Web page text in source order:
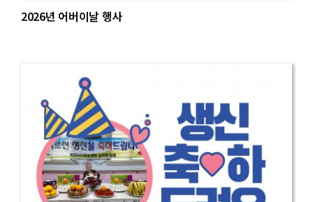
2026년 어버이날 행사